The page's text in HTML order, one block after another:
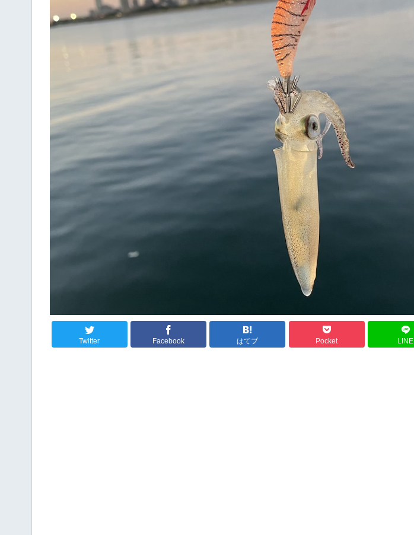
Twitter Facebook はてブ Pocket LINE